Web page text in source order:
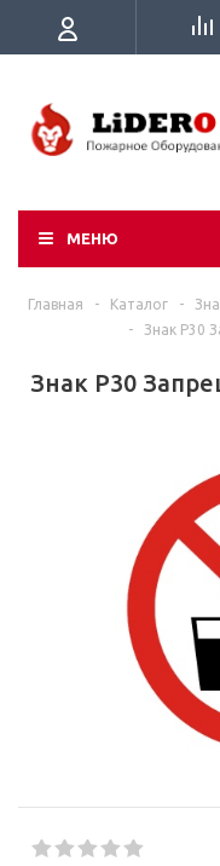
МЕНЮ
Главная - Каталог -
-
Знак Р30
Знак Р30